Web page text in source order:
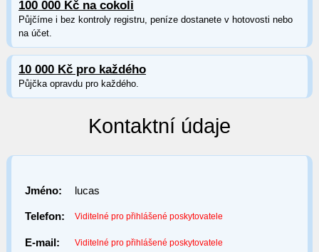
100 000 Kč na cokoli
Půjčíme i bez kontroly registru, peníze dostanete v hotovosti nebo
na účet.
10 000 Kč pro každého
Půjčka opravdu pro každého.
Kontaktní údaje
Jméno: lucas
Telefon: Viditelné pro přihlášené poskytovatele
E-mail: Viditelné pro přihlášené poskytovatele